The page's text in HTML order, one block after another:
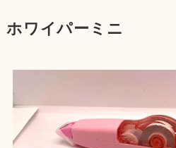
ホワイパーミニ